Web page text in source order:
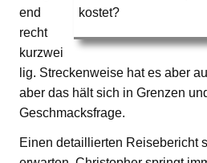
kostet?
end
recht
kurzwei
lig. Streckenweise hat es aber
aber das hält sich in Grenzen
Geschmacksfrage.
Einen detaillierten Reisebericht